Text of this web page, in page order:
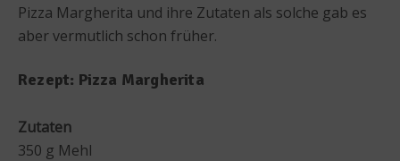
Pizza Margherita und ihre Zutaten als solche gab es
aber vermutlich schon früher.
Rezept: Pizza Margherita
Zutaten
350 g Mehl